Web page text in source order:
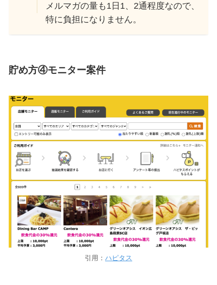
メルマガの量も1日1、2通程度なので、
特に負担になりません。
貯め方④モニター案件
引用： ハピタス